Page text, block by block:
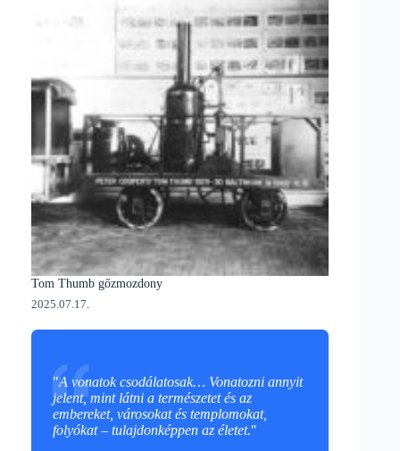
Tom Thumb gőzmozdony
2025.07.17.
"A vonatok csodálatosak… Vonatozni annyit
jelent, mint látni a természetet és az
embereket, városokat és templomokat,
folyókat – tulajdonképpen az életet."